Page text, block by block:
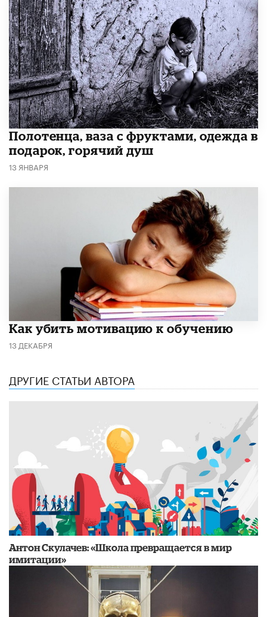
Полотенца, ваза с фруктами, одежда в
подарок, горячий душ
13 ЯНВАРЯ
Как убить мотивацию к обучению
13 ДЕКАБРЯ
ДРУГИЕ СТАТЬИ АВТОРА
Антон Скулачев: «Школа превращается в мир
имитации»